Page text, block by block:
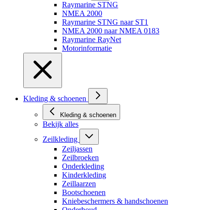
Raymarine STNG
NMEA 2000
Raymarine STNG naar ST1
NMEA 2000 naar NMEA 0183
Raymarine RayNet
Motorinformatie
Kleding & schoenen
Kleding & schoenen
Bekijk alles
Zeilkleding
Zeiljassen
Zeilbroeken
Onderkleding
Kinderkleding
Zeillaarzen
Bootschoenen
Kniebeschermers & handschoenen